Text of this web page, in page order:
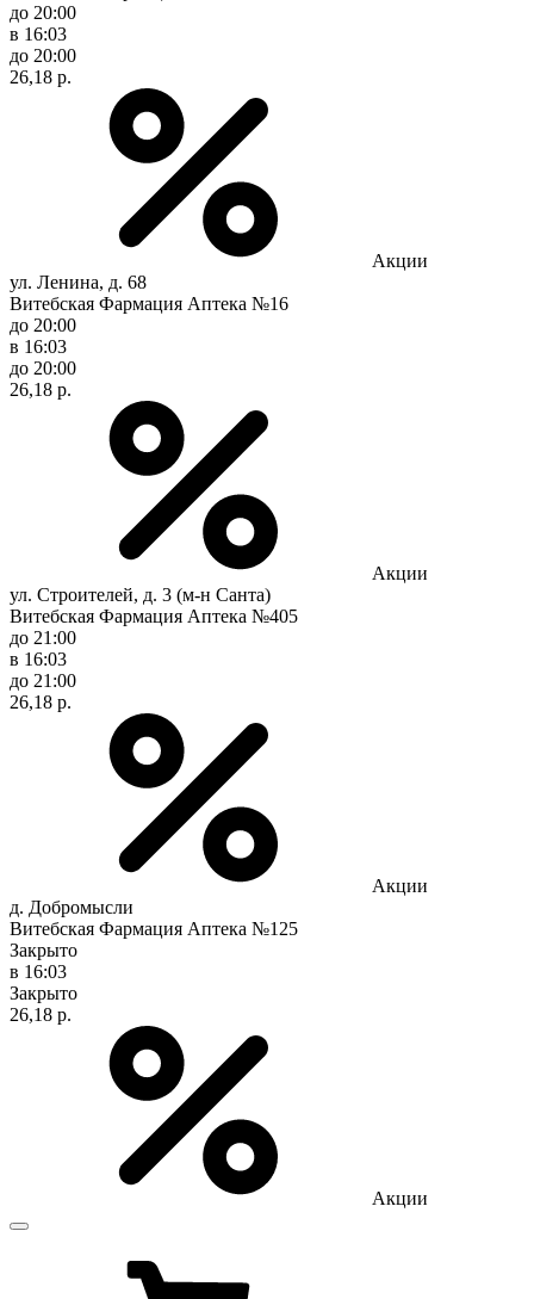
до 20:00
в 16:03
до 20:00
26,18 р.
Акции
ул. Ленина, д. 68
Витебская Фармация Аптека №16
до 20:00
в 16:03
до 20:00
26,18 р.
Акции
ул. Строителей, д. 3 (м-н Санта)
Витебская Фармация Аптека №405
до 21:00
в 16:03
до 21:00
26,18 р.
Акции
д. Добромысли
Витебская Фармация Аптека №125
Закрыто
в 16:03
Закрыто
26,18 р.
Акции